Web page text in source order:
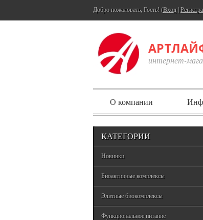
Добро пожаловать, Гость! (Вход
интернет-
О компании
КАТЕГОРИИ
Новинки
Биоактивные комплексы
Элитные биокомплексы
Функциональное питание